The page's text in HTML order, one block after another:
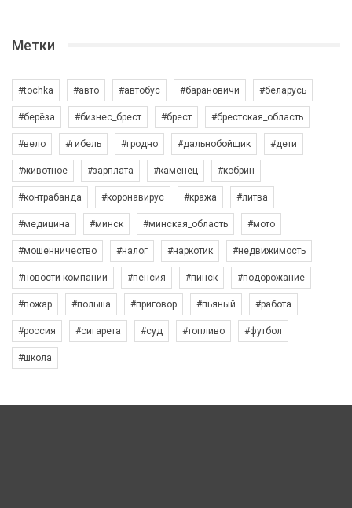
Метки
#tochka #авто #автобус #барановичи #беларусь
#берёза #бизнес_брест #брест #брестская_область
#вело #гибель #гродно #дальнобойщик #дети
#животное #зарплата #каменец #кобрин
#контрабанда #коронавирус #кража #литва
#медицина #минск #минская_область #мото
#мошенничество #налог #наркотик #недвижимость
#новости компаний #пенсия #пинск #подорожание
#пожар #польша #приговор #пьяный #работа
#россия #сигарета #суд #топливо #футбол
#школа